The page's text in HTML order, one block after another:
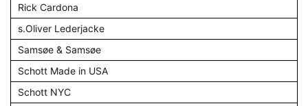
Rick Cardona
s.Oliver Lederjacke
Samsøe & Samsøe
Schott Made in USA
Schott NYC